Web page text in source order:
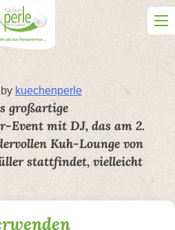
by kuechenperle
großartige
Event mit DJ, das am 2.
Kuh-Lounge von
stattfindet, vielleicht
All-inclusive-Weihnachtspaket